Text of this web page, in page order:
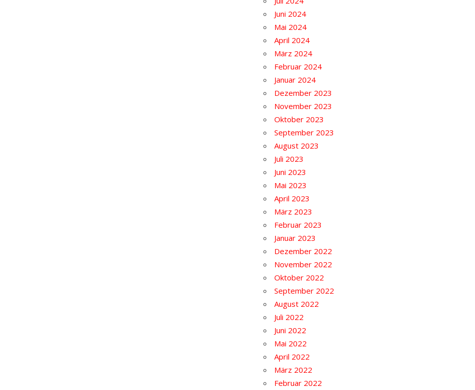
Juni 2024
Mai 2024
April 2024
März 2024
Februar 2024
Januar 2024
Dezember 2023
November 2023
Oktober 2023
September 2023
August 2023
Juli 2023
Juni 2023
Mai 2023
April 2023
März 2023
Februar 2023
Januar 2023
Dezember 2022
November 2022
Oktober 2022
September 2022
August 2022
Juli 2022
Juni 2022
Mai 2022
April 2022
März 2022
Februar 2022